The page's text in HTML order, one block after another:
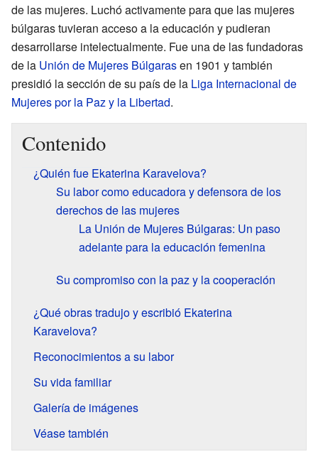
de las mujeres. Luchó activamente para que las mujeres
búlgaras tuvieran acceso a la educación y pudieran
desarrollarse intelectualmente. Fue una de las fundadoras
de la Unión de Mujeres Búlgarasen 1901 y también
presidió la sección de su país de la Liga Internacional de
Mujeres por la Paz y la Libertad.
Contenido
¿Quién fue Ekaterina Karavelova?
Su labor como educadora y defensora de los
derechos de las mujeres
La Unión de Mujeres Búlgaras: Un paso
adelante para la educación femenina
Su compromiso con la paz y la cooperación
¿Qué obras tradujo y escribió Ekaterina
Karavelova?
Reconocimientos a su labor
Su vida familiar
Galería de imágenes
Véase también